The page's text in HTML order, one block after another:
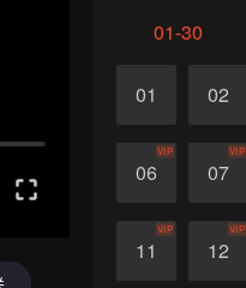
01-30
01 02
06
VIP
07
VIP
11
VIP
12
VIP